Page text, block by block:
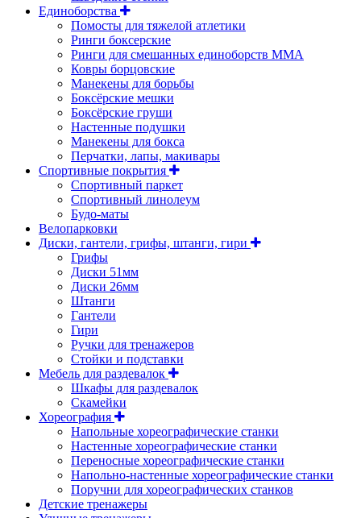
Единоборства
Помосты для тяжелой атлетики
Ринги боксерские
Ринги для смешанных единоборств ММА
Ковры борцовские
Манекены для борьбы
Боксёрские мешки
Боксёрские груши
Настенные подушки
Манекены для бокса
Перчатки, лапы, макивары
Спортивные покрытия
Спортивный паркет
Спортивный линолеум
Будо-маты
Велопарковки
Диски, гантели, грифы, штанги, гири
Грифы
Диски 51мм
Диски 26мм
Штанги
Гантели
Гири
Ручки для тренажеров
Стойки и подставки
Мебель для раздевалок
Шкафы для раздевалок
Скамейки
Хореография
Напольные хореографические станки
Настенные хореографические станки
Переносные хореографические станки
Напольно-настенные хореографические станки
Поручни для хореографических станков
Детские тренажеры